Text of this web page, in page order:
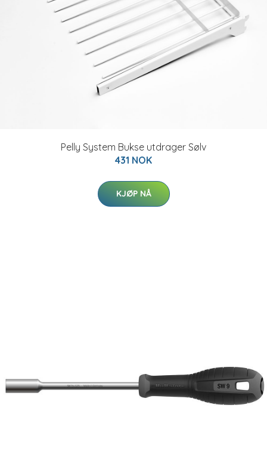
Pelly System Bukse utdrager Sølv
431 NOK
KJØP NÅ